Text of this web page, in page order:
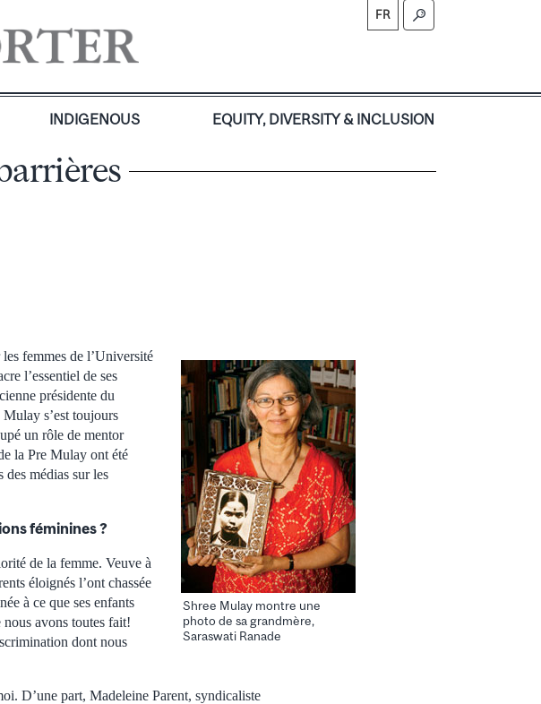
FR
INDIGENOUS EQUITY, DIVERSITY & INCLUSION
Shree Mulay montre une
photo de sa grandmère,
Saraswati Ranade
femmes de l’Université
l’essentiel de ses
présidente du
s’est toujours
un rôle de mentor
la Pre Mulay ont été
médias sur les
féminines ?
de la femme. Veuve à
éloignés l’ont chassée
à ce que ses enfants
avons toutes fait!
dont nous
D’une part, Madeleine Parent, syndicaliste